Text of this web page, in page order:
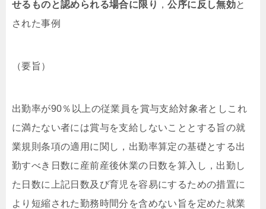
せるものと認められる場合に限り ，公序に反し無効と
された事例
（要旨）
出勤率が90％以上の従業員を賞与支給対象者としこれ
に満たない者には賞与を支給しないこととする旨の就
業規則条項の適用に関し，出勤率算定の基礎とする出
勤すべき日数に産前産後休業の日数を算入し，出勤し
た日数に上記日数及び育児を容易にするための措置に
より短縮された勤務時間分を含めない旨を定めた就業